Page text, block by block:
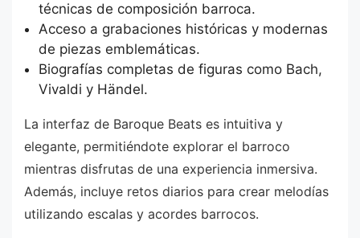
técnicas de composición barroca.
Acceso a grabaciones históricas y modernas
de piezas emblemáticas.
Biografías completas de figuras como Bach,
Vivaldi y Händel.
La interfaz de Baroque Beats es intuitiva y
elegante, permitiéndote explorar el barroco
mientras disfrutas de una experiencia inmersiva.
Además, incluye retos diarios para crear melodías
utilizando escalas y acordes barrocos.